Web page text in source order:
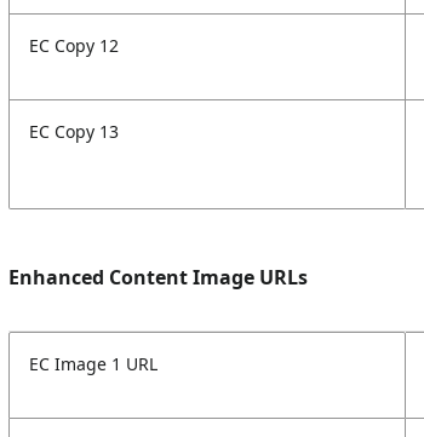
EC Copy 12
EC Copy 13
Enhanced Content Image URLs
EC Image 1 URL